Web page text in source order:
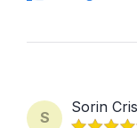
S
Sorin